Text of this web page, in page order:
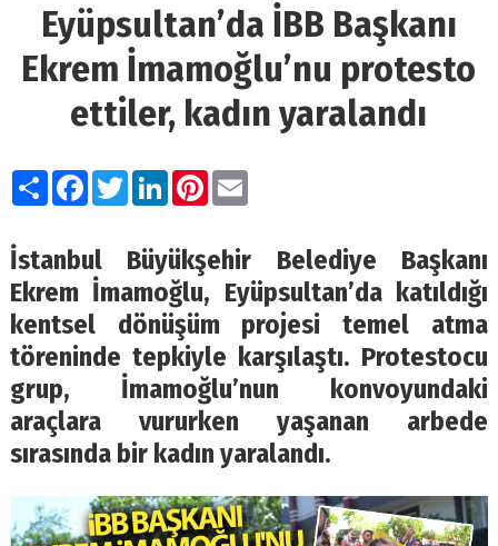
Eyüpsultan’da İBB Başkanı
Ekrem İmamoğlu’nu protesto
ettiler, kadın yaralandı
PaylaşFacebook
TwitterLinkedIn
Pinterest
Email
İstanbul Büyükşehir Belediye Başkanı
Ekrem İmamoğlu, Eyüpsultan’da katıldığı
kentsel dönüşüm projesi temel atma
töreninde tepkiyle karşılaştı. Protestocu
grup, İmamoğlu’nun konvoyundaki
araçlara vururken yaşanan arbede
sırasında bir kadın yaralandı.